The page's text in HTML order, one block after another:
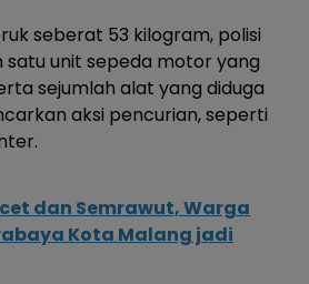
seberat 53 kilogram, polisi
satu unit sepeda motor yang
sejumlah alat yang diduga
aksi pencurian, seperti
dan Semrawut, Warga
Kota Malang jadi